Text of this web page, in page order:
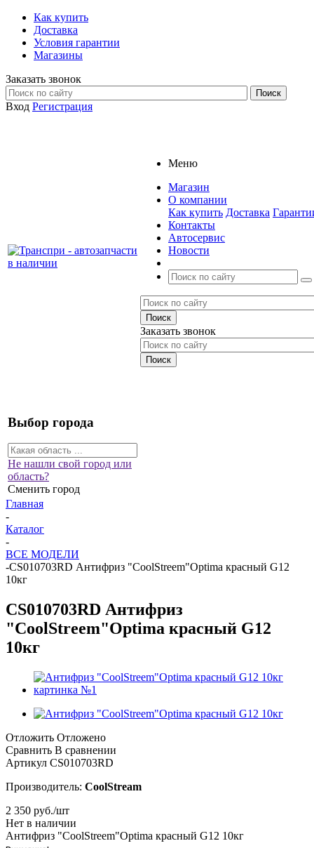
Как купить
Доставка
Условия гарантии
Магазины
Заказать звонок
Вход Регистрация
Меню
Магазин
О компании
Как купить Доставка
Контакты
Автосервис
Новости
Заказать звонок
Выбор города
Не нашли свой город или
область?
Сменить город
Главная
-
Каталог
-
ВСЕ МОДЕЛИ
-CS010703RD Антифриз "CoolStreem"Optima красный G12
10кг
CS010703RD Антифриз
"CoolStreem"Optima красный G12
10кг
Отложить Отложено
Сравнить В сравнении
Артикул CS010703RD
Производитель: CoolStream
2 350 руб./шт
Нет в наличии
Антифриз "CoolStreem"Optima красный G12 10кг